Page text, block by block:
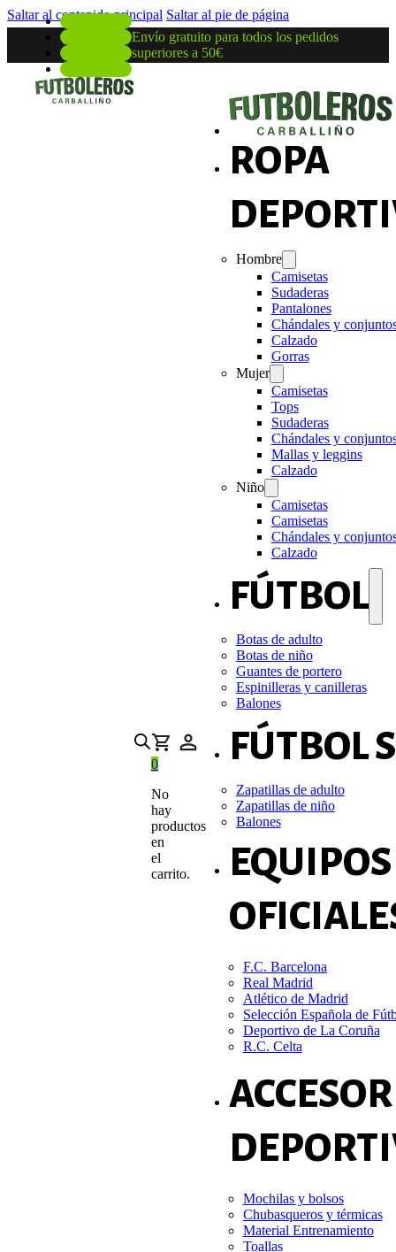
Saltar al contenido principal Saltar al pie de página
Envío gratuito para todos los pedidos
superiores a 50€
0
No
hay
productos
en
el
carrito.
ROPA
Hombre
Camisetas
Sudaderas
Pantalones
Chándales y
Calzado
Gorras
Mujer
Camisetas
Tops
Sudaderas
Chándales y
Mallas y leggins
Calzado
Niño
Camisetas
Camisetas
Chándales y
Calzado
FÚTBOL
Botas de adulto
Botas de niño
Guantes de portero
Espinilleras y canilleras
Balones
FÚTBOL
Zapatillas de adulto
Zapatillas de niño
Balones
EQUIPOS
F.C. Barcelona
Real Madrid
Atlético de Madrid
Selección Española de
Deportivo de La Coruña
R.C. Celta
Mochilas y bolsos
Chubasqueros y térmicas
Material Entrenamiento
Toallas